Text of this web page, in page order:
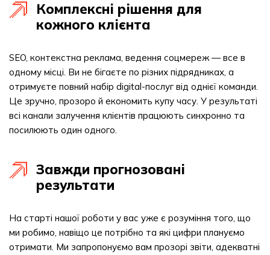
Комплексні рішення для
кожного клієнта
SEO, контекстна реклама, ведення соцмереж — все в
одному місці. Ви не бігаєте по різних підрядниках, а
отримуєте повний набір digital-послуг від однієї команди.
Це зручно, прозоро й економить купу часу. У результаті
всі канали залучення клієнтів працюють синхронно та
посилюють один одного.
Завжди прогнозовані
результати
На старті нашої роботи у вас уже є розуміння того, що
ми робимо, навіщо це потрібно та які цифри плануємо
отримати. Ми запропонуємо вам прозорі звіти, адекватні